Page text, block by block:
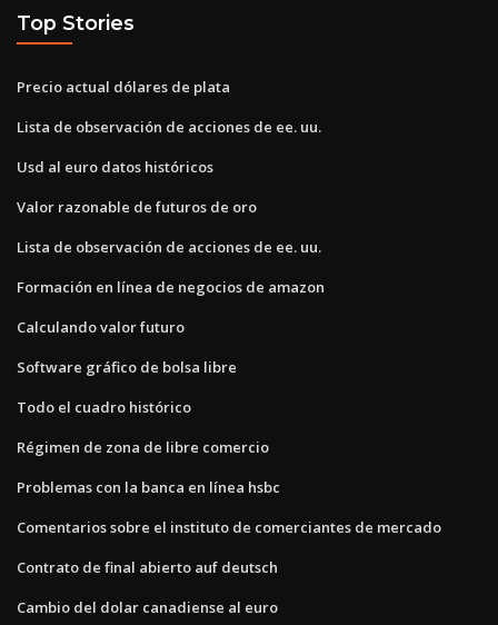
Top Stories
Precio actual dólares de plata
Lista de observación de acciones de ee. uu.
Usd al euro datos históricos
Valor razonable de futuros de oro
Lista de observación de acciones de ee. uu.
Formación en línea de negocios de amazon
Calculando valor futuro
Software gráfico de bolsa libre
Todo el cuadro histórico
Régimen de zona de libre comercio
Problemas con la banca en línea hsbc
Comentarios sobre el instituto de comerciantes de mercado
Contrato de final abierto auf deutsch
Cambio del dolar canadiense al euro